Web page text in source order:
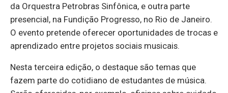
da Orquestra Petrobras Sinfônica, e outra parte
presencial, na Fundição Progresso, no Rio de Janeiro.
O evento pretende oferecer oportunidades de trocas e
aprendizado entre projetos sociais musicais.
Nesta terceira edição, o destaque são temas que
fazem parte do cotidiano de estudantes de música.